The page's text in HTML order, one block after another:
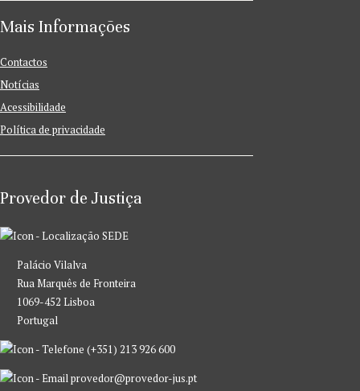
Mais Informações
Contactos
Notícias
Acessibilidade
Política de privacidade
Provedor de Justiça
SEDE
Palácio Vilalva
Rua Marquês de Fronteira
1069-452 Lisboa
Portugal
(+351) 213 926 600
provedor@provedor-jus.pt